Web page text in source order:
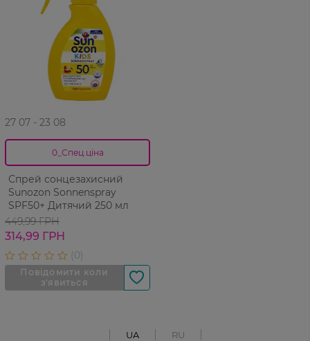
27 07 - 23 08
0_Спец.ціна
Спрей сонцезахисний
Sunozon Sonnenspray
SPF50+ Дитячий 250 мл
449,99 ГРН
314,99 ГРН
UA RU